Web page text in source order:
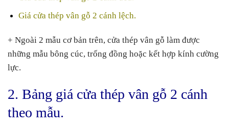
Giá cửa thép vân gỗ 2 cánh lệch.
+ Ngoài 2 mẫu cơ bản trên, cửa thép vân gỗ làm được
những mẫu bông cúc, trống đồng hoặc kết hợp kính cường
lực.
2. Bảng giá cửa thép vân gỗ 2 cánh
theo mẫu.